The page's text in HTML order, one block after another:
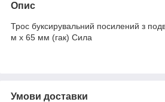
Опис
Трос буксирувальний посилений з
м х 65 мм (гак) Сила
Умови доставки